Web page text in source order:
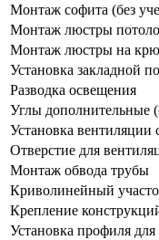
Монтаж софита (без
Монтаж люстры
Монтаж люстры на
Установка закладной
Разводка освещения
Углы дополнительные
Установка вентиляции
Отверстие для
Монтаж обвода трубы
Криволинейный
Крепление
Установка профиля